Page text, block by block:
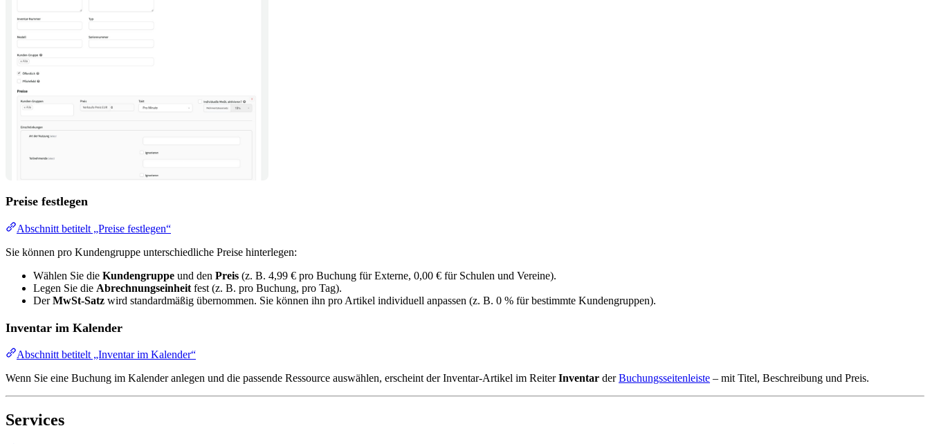
Preise festlegen
Abschnitt betitelt „Preise festlegen“
Sie können pro Kundengruppe unterschiedliche Preise hinterlegen:
Wählen Sie die Kundengruppe und den Preis (z. B. 4,99 € pro Buchung für Externe, 0,00 € für Schulen und Vereine).
Legen Sie die Abrechnungseinheit fest (z. B. pro Buchung, pro Tag).
DerMwSt-Satz wird standardmäßig übernommen. Sie können ihn pro Artikel individuell anpassen (z. B. 0 % für bestimmte Kundengruppen).
Inventar im Kalender
Abschnitt betitelt „Inventar im Kalender“
Wenn Sie eine Buchung im Kalender anlegen und die passende Ressource auswählen, erscheint der Inventar-Artikel im ReiterInventar derBuchungsseitenleiste – mit Titel, Beschreibung und Preis.
Services